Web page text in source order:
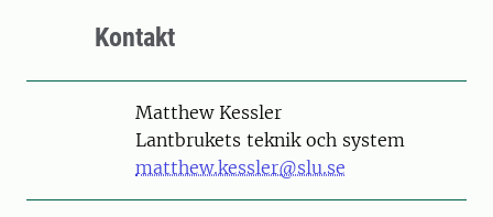
Kontakt
PersonMatthew Kessler
Lantbrukets teknik och system
matthew.kessler@slu.se